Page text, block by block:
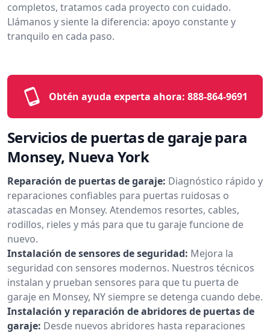
completos, tratamos cada proyecto con cuidado.
Llámanos y siente la diferencia: apoyo constante y
tranquilo en cada paso.
Obtén ayuda experta ahora: 888-864-9691
Servicios de puertas de garaje para
Monsey, Nueva York
Reparación de puertas de garaje: Diagnóstico rápido y
reparaciones confiables para puertas ruidosas o
atascadas en Monsey. Atendemos resortes, cables,
rodillos, rieles y más para que tu garaje funcione de
nuevo.
Instalación de sensores de seguridad: Mejora la
seguridad con sensores modernos. Nuestros técnicos
instalan y prueban sensores para que tu puerta de
garaje en Monsey, NY siempre se detenga cuando debe.
Instalación y reparación de abridores de puertas de
garaje: Desde nuevos abridores hasta reparaciones